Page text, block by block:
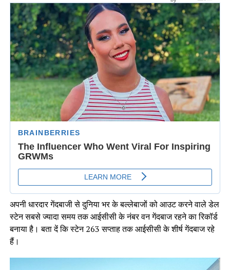
अपनी धारदार गेंदबाजी से दुनिया भर के बल्लेबाजों को आउट करने वाले डेल
स्टेन सबसे ज्यादा समय तक आईसीसी के नंबर वन गेंदबाज रहने का रिकॉर्ड
बनाया है। बता दें कि स्टेन 263 सप्ताह तक आईसीसी के शीर्ष गेंदबाज रहे
हैं।